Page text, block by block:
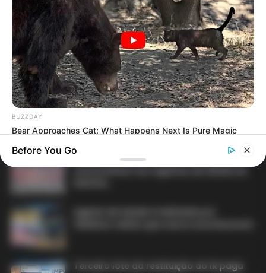
DIVERSAS
MATÉRIAS EM DESTAQUE NOS ÚLTIMOS 30 DIAS
Prefeitura realiza a maior entrega de
motocicletas aos Agentes de Saúde da
Terceiro lote da restituição do IR paga
BUZZDAY
Bear Approaches Cat: What Happens Next Is Pure Magic
Before You Go